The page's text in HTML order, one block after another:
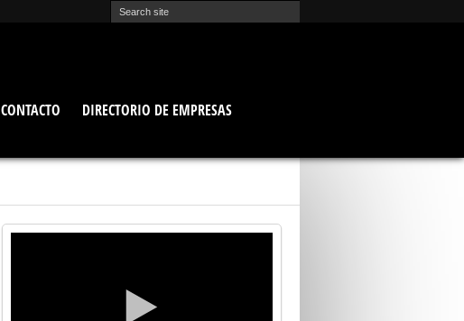
CONTACTO
DIRECTORIO DE EMPRESAS